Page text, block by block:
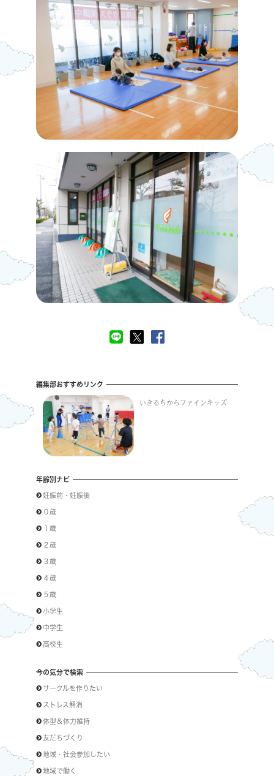
編集部おすすめリンク
いきるちからファインキッズ
年齢別ナビ
妊娠前・妊娠後
０歳
１歳
２歳
３歳
４歳
５歳
小学生
中学生
高校生
今の気分で検索
サークルを作りたい
ストレス解消
体型＆体力維持
友だちづくり
地域・社会参加したい
地域で働く